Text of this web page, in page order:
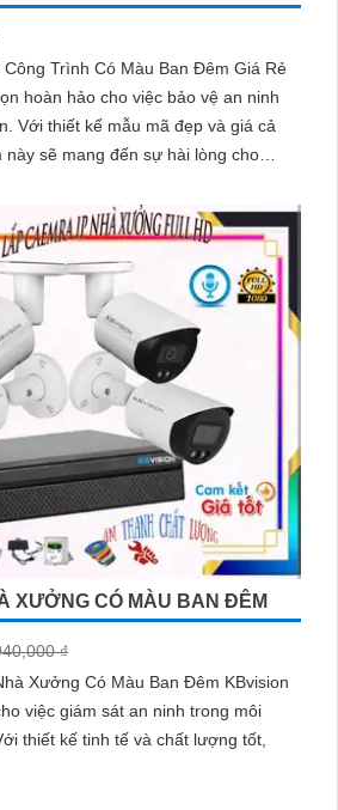
Trình Có Màu Ban Đêm Giá Rẻ
hoàn hảo cho việc bảo vệ an ninh
này sẽ mang đến sự hài lòng cho
XƯỞNG CÓ MÀU BAN ĐÊM
₫
Xưởng Có Màu Ban Đêm KBvision
việc giám sát an ninh trong môi